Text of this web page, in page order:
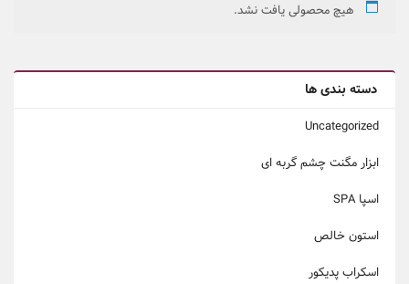
دسته بندی ها
Uncategorized
ابزار مگنت چشم گربه ای
اسپا SPA
استون خالص
اسکراب پدیکور
هیچ محصولی یافت نشد.